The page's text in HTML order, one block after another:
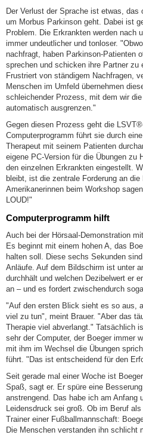
Der Verlust der Sprache ist etwas,
um Morbus Parkinson geht. Dabei ist
Problem. Die Erkrankten werden nach
immer undeutlicher und tonloser.
nachfragt, haben Parkinson-Patienten
sprechen und schicken ihre Partner zu
Frustriert von ständigem Nachfragen,
Menschen im Umfeld übernehmen
schleichender Prozess, mit dem wir
automatisch ausgrenzen."
Gegen diesen Prozess geht die
Computerprogramm führt sie durch
Therapeut mit seinem Patienten
eigene PC-Version für die Übungen zu
den einzelnen Erkrankten eingestellt.
bleibt, ist die zentrale Forderung an
Amerikanerinnen beim Workshop
LOUD!"
Computerprogramm hilft
Auch bei der Hörsaal-Demonstration
Es beginnt mit einem hohen A, das
halten soll. Diese sechs Sekunden
Anläufe. Auf dem Bildschirm ist unter
durchhält und welchen Dezibelwert er
an – und es fordert zwischendurch
"Auf den ersten Blick sieht es so aus,
viel zu tun", meint Brauer. "Aber das
Therapie viel abverlangt." Tatsächlich
sehr der Computer, der Boeger immer
mit ihm im Wechsel die Übungen
führt. "Das ist entscheidend für den
Seit gerade mal einer Woche ist
Spaß, sagt er. Er spüre eine
anstrengend. Das habe ich am Anfang
Leidensdruck sei groß. Ob im Beruf
Trainer einer Fußballmannschaft:
Die Menschen verstanden ihn